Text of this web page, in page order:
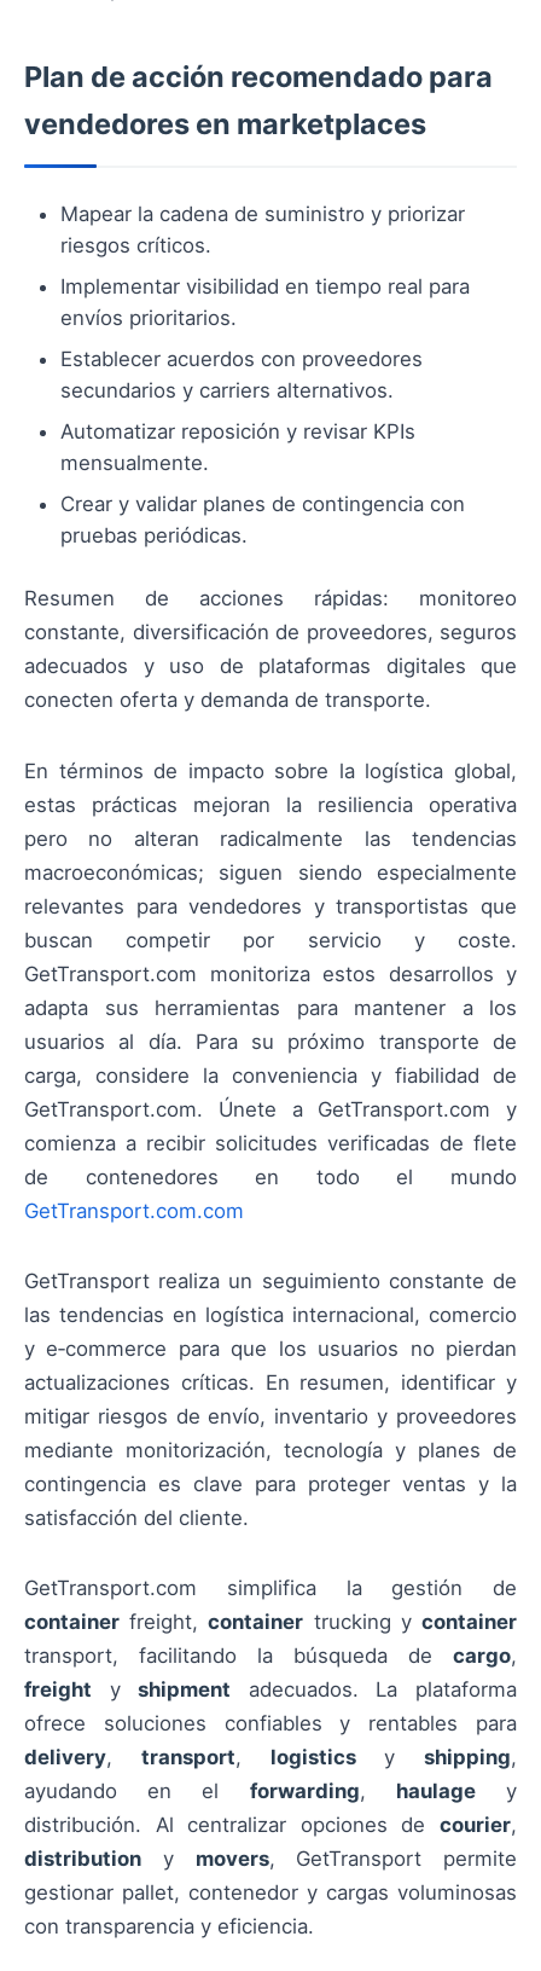
Plan de acción recomendado para
vendedores en marketplaces
Mapear la cadena de suministro y priorizar
riesgos críticos.
Implementar visibilidad en tiempo real para
envíos prioritarios.
Establecer acuerdos con proveedores
secundarios y carriers alternativos.
Automatizar reposición y revisar KPIs
mensualmente.
Crear y validar planes de contingencia con
pruebas periódicas.
Resumen de acciones rápidas: monitoreo
constante, diversificación de proveedores, seguros
adecuados y uso de plataformas digitales que
conecten oferta y demanda de transporte.
En términos de impacto sobre la logística global,
estas prácticas mejoran la resiliencia operativa
pero no alteran radicalmente las tendencias
macroeconómicas; siguen siendo especialmente
relevantes para vendedores y transportistas que
buscan competir por servicio y coste.
GetTransport.com monitoriza estos desarrollos y
adapta sus herramientas para mantener a los
usuarios al día. Para su próximo transporte de
carga, considere la conveniencia y fiabilidad de
GetTransport.com. Únete a GetTransport.com y
comienza a recibir solicitudes verificadas de flete
de contenedores en todo el mundo
GetTransport.com.com
GetTransport realiza un seguimiento constante de
las tendencias en logística internacional, comercio
y e‑commerce para que los usuarios no pierdan
actualizaciones críticas. En resumen, identificar y
mitigar riesgos de envío, inventario y proveedores
mediante monitorización, tecnología y planes de
contingencia es clave para proteger ventas y la
satisfacción del cliente.
GetTransport.com simplifica la gestión de
container freight,container trucking ycontainer
transport, facilitando la búsqueda de cargo,
freight yshipment adecuados. La plataforma
ofrece soluciones confiables y rentables para
delivery, transport, logisticsy shipping,
ayudando en el forwarding, haulagey
distribución. Al centralizar opciones de courier,
distribution y movers, GetTransport permite
gestionar pallet, contenedor y cargas voluminosas
con transparencia y eficiencia.